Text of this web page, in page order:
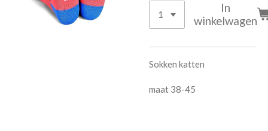
In
winkelwagen
Sokken katten
maat 38-45